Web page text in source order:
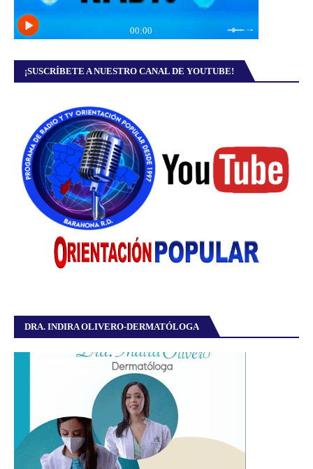
¡SUSCRÍBETE A NUESTRO CANAL DE YOUTUBE!
DRA. INDIRA OLIVERO-DERMATÓLOGA